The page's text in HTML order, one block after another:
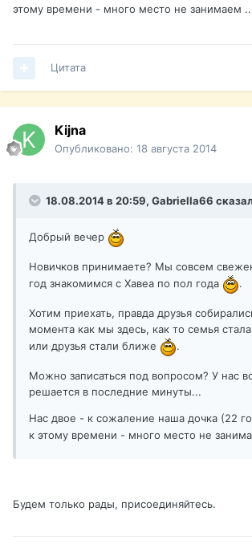
этому времени - много место не занимаем
Цитата
Kijna
Опубликовано: 18 августа 2014
18.08.2014 в 20:59, Gabriella66
Добрый вечер
Новичков принимаете? Мы совсем
год знакомимся с Хавеа по пол года
.
Хотим приехать, правда друзья
момента как мы здесь, как то семья
или друзья стали ближе
.
Можно записаться под вопросом? У нас
решается в последние минуты...
Нас двое - к сожаление наша дочка (22
к этому времени - много место не
Будем только рады, присоединяйтесь.